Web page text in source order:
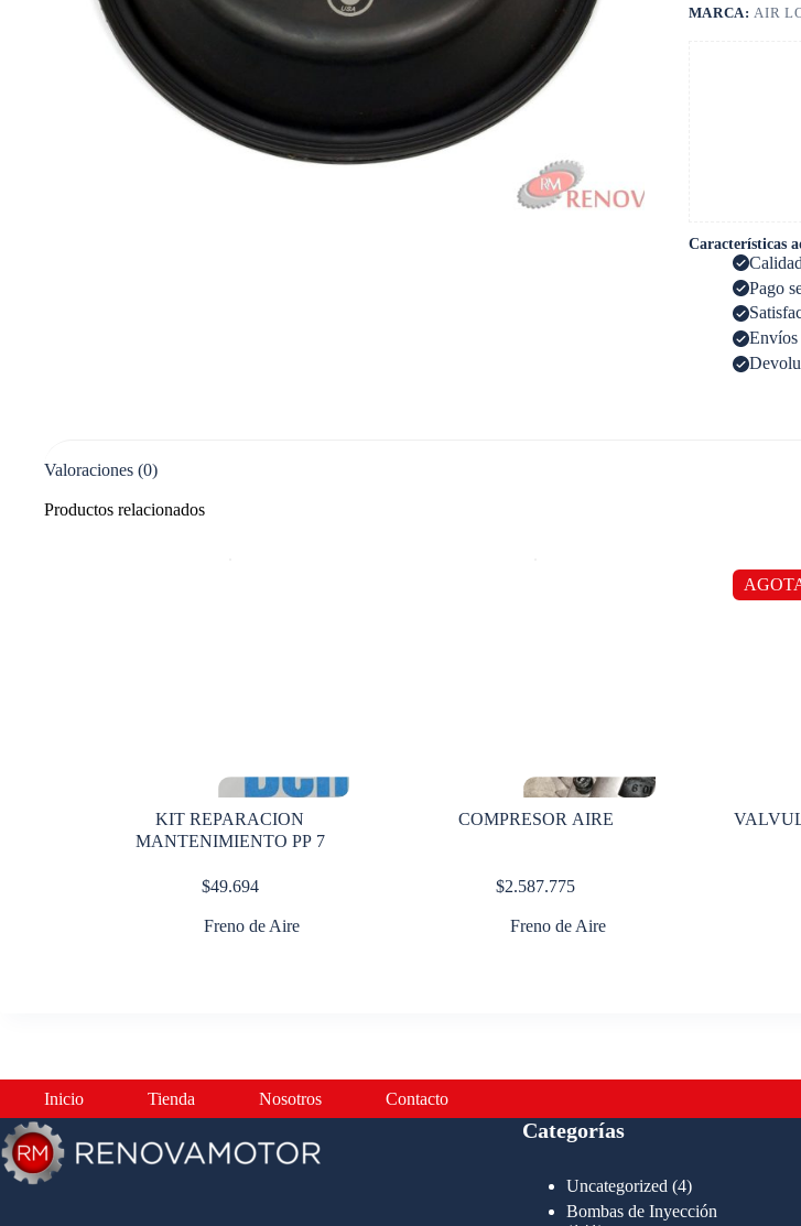
MARCA: AIR
Características
Pago
Envíos
Valoraciones (0)
Productos relacionados
KIT REPARACION
MANTENIMIENTO PP 7
$49.694
Freno de Aire
COMPRESOR AIRE
$2.587.775
Freno de Aire
Inicio Tienda Nosotros Contacto
Categorías
Uncategorized 44
productos
Bombas de Inyección